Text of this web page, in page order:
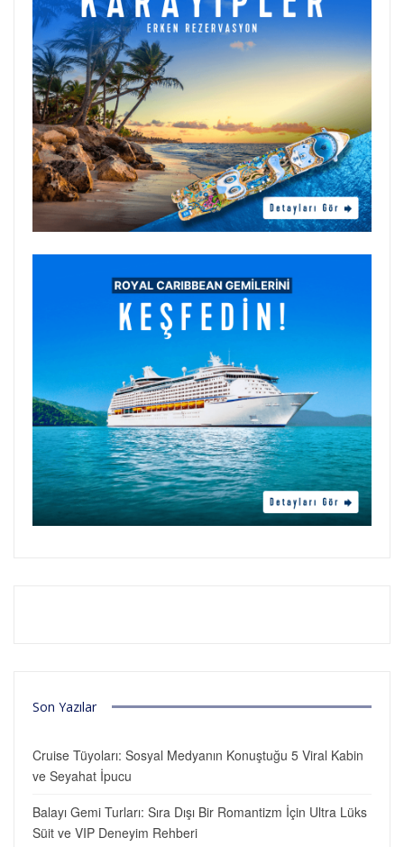
Son Yazılar
Cruise Tüyoları: Sosyal Medyanın Konuştuğu 5 Viral Kabin
ve Seyahat İpucu
Balayı Gemi Turları: Sıra Dışı Bir Romantizm İçin Ultra Lüks
Süit ve VIP Deneyim Rehberi